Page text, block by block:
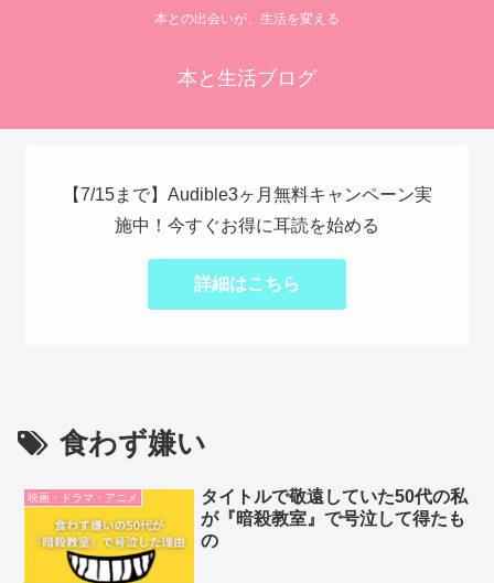
本との出会いが、生活を変える
本と生活ブログ
【7/15まで】Audible3ヶ月無料キャンペーン実
施中！今すぐお得に耳読を始める
詳細はこちら
食わず嫌い
映画・ドラマ・アニメ
タイトルで敬遠していた50代の私
が『暗殺教室』で号泣して得たも
の